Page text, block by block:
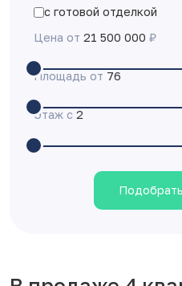
с готовой отделкой
Цена от 21 500 000 ₽
Площадь от 76
Этаж с 2